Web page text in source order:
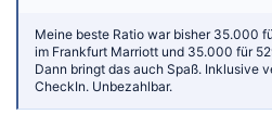
Meine beste Ratio war bisher 35.000
im Frankfurt Marriott und 35.000 für
Dann bringt das auch Spaß. Inklusive
CheckIn. Unbezahlbar.